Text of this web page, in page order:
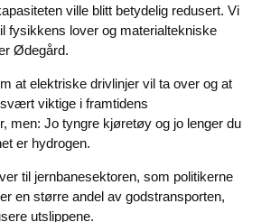
ville blitt betydelig redusert. Vi
fysikkens lover og materialtekniske
Ødegård.
at elektriske drivlinjer vil ta over og at
viktige i framtidens
men: Jo tyngre kjøretøy og jo lenger du
er hydrogen.
til jernbanesektoren, som politikerne
en større andel av godstransporten,
utslippene.